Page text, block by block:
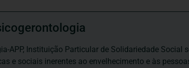
APP, Instituição Particular de Solidariedade Social
e sociais inerentes ao envelhecimento e às